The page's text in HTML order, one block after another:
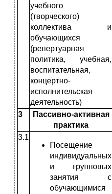
учебного
(творческого)
коллектива и
обучающихся
(репертуарная
политика, учебная,
воспитательная,
концертно-
исполнительская
деятельность)
3
Пассивно-активная
практика
3.1
Посещение
индивидуальных
и групповых
занятия с
обучающимися